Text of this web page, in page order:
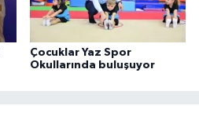
Çocuklar Yaz Spor
Okullarında buluşuyor